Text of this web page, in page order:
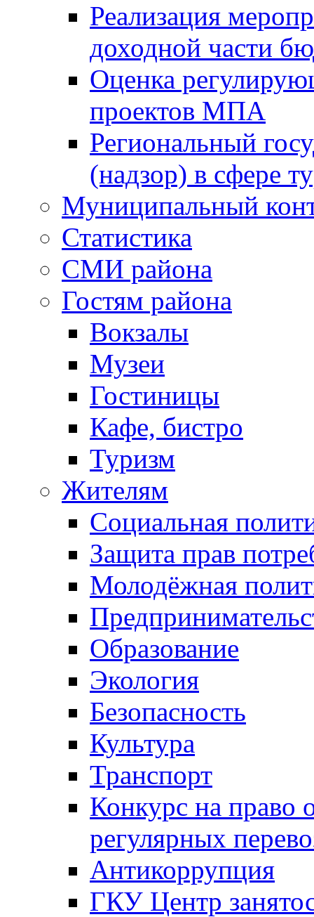
Реализация
доходной части
Оценка
проектов МПА
Региональный
(надзор) в сфере
Муниципальный
Статистика
СМИ района
Гостям района
Вокзалы
Музеи
Гостиницы
Кафе, бистро
Туризм
Жителям
Социальная
Защита прав
Молодёжная
Образование
Экология
Безопасность
Культура
Транспорт
Конкурс на право
регулярных
Антикоррупция
ГКУ Центр